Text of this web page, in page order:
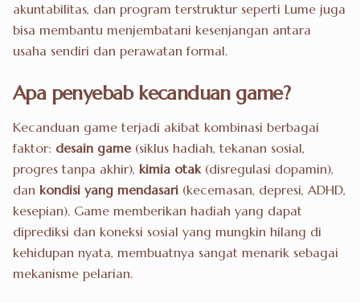
akuntabilitas, dan program terstruktur seperti Lume juga
bisa membantu menjembatani kesenjangan antara
usaha sendiri dan perawatan formal.
Apa penyebab kecanduan game?
Kecanduan game terjadi akibat kombinasi berbagai
faktor: desain game (siklus hadiah, tekanan sosial,
progres tanpa akhir), kimia otak(disregulasi dopamin),
dan kondisi yang mendasari (kecemasan, depresi, ADHD,
kesepian). Game memberikan hadiah yang dapat
diprediksi dan koneksi sosial yang mungkin hilang di
kehidupan nyata, membuatnya sangat menarik sebagai
mekanisme pelarian.